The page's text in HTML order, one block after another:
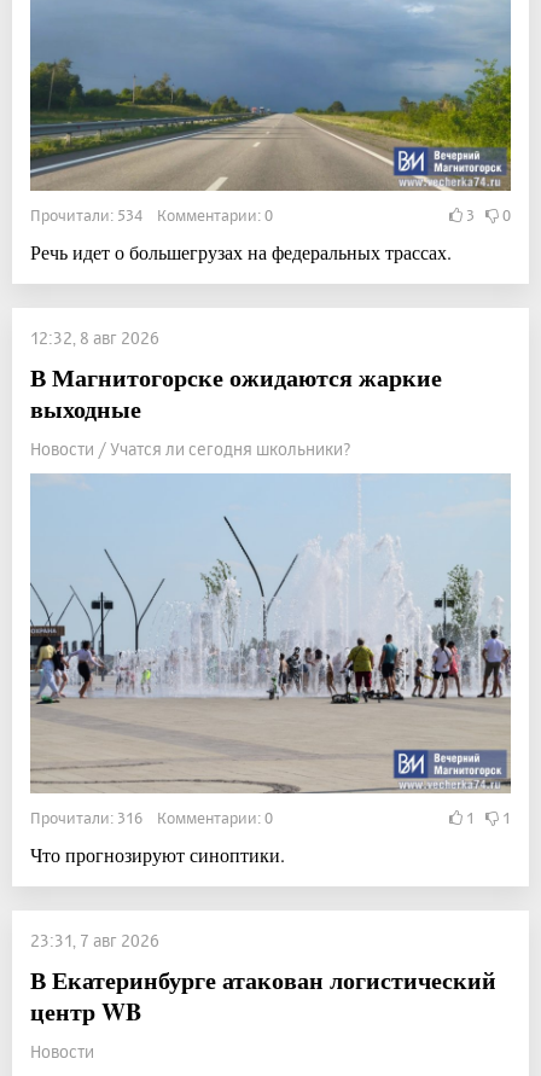
Прочитали: 534 Комментарии: 0 3 0
Речь идет о большегрузах на федеральных трассах.
12:32, 8 авг 2026
В Магнитогорске ожидаются жаркие
выходные
Новости / Учатся ли сегодня школьники?
Прочитали: 316 Комментарии: 0 1 1
Что прогнозируют синоптики.
23:31, 7 авг 2026
В Екатеринбурге атакован логистический
центр WB
Новости